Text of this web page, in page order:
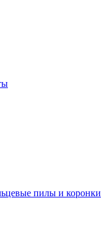
пилы и коронки